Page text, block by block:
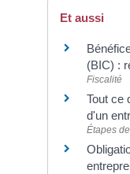
Et aussi
(BIC) :
Fiscalité
Tout ce
d'un
Étapes